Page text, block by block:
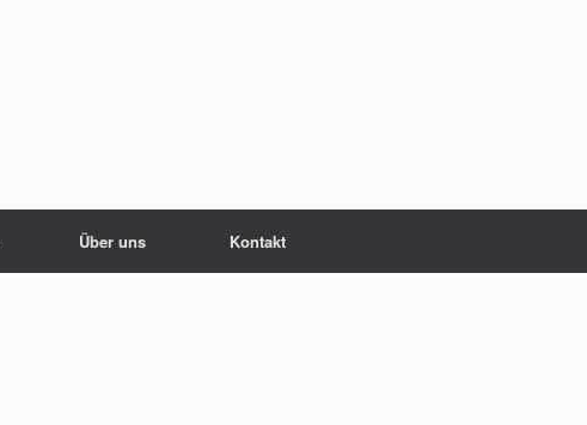
Über uns Kontakt